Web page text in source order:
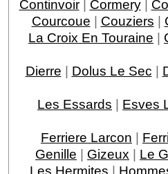
Continvoir| Cormery|
Courcoue | Couziers |
La Croix En Touraine |
Dierre | Dolus Le Sec |
Les Essards | Esves
Ferriere Larcon |
Genille | Gizeux | Le
Les Hermites |